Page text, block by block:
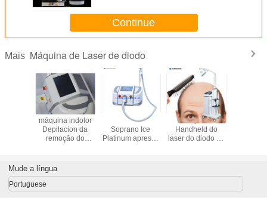
Continue
Mais Máquina de Laser de diodo
máquina indolor
Depilacion da
remoção do
Alma Lasers
Soprano Ice
Platinum apressa
do diodo 808nm
Máquina
Handheld do
laser do diodo da
cabelo
Mude a língua
Portuguese